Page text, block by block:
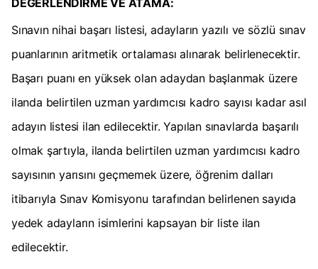
DEĞERLENDİRME VE ATAMA:
Sınavın nihai başarı listesi, adayların yazılı ve sözlü sınav
puanlarının aritmetik ortalaması alınarak belirlenecektir.
Başarı puanı en yüksek olan adaydan başlanmak üzere
ilanda belirtilen uzman yardımcısı kadro sayısı kadar asıl
adayın listesi ilan edilecektir. Yapılan sınavlarda başarılı
olmak şartıyla, ilanda belirtilen uzman yardımcısı kadro
sayısının yarısını geçmemek üzere, öğrenim dalları
itibarıyla Sınav Komisyonu tarafından belirlenen sayıda
yedek adayların isimlerini kapsayan bir liste ilan
edilecektir.